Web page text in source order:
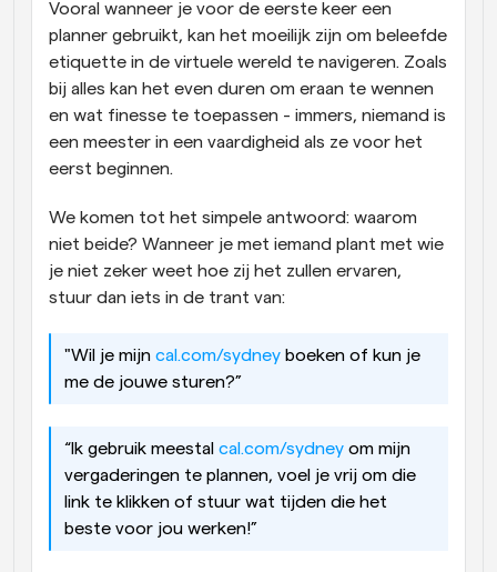
Vooral wanneer je voor de eerste keer een
planner gebruikt, kan het moeilijk zijn om beleefde
etiquette in de virtuele wereld te navigeren. Zoals
bij alles kan het even duren om eraan te wennen
en wat finesse te toepassen - immers, niemand is
een meester in een vaardigheid als ze voor het
eerst beginnen.
We komen tot het simpele antwoord: waarom
niet beide? Wanneer je met iemand plant met wie
je niet zeker weet hoe zij het zullen ervaren,
stuur dan iets in de trant van:
"Wil je mijn cal.com/sydney boeken of kun je
me de jouwe sturen?”
“Ik gebruik meestal cal.com/sydney om mijn
vergaderingen te plannen, voel je vrij om die
link te klikken of stuur wat tijden die het
beste voor jou werken!”